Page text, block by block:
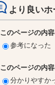
より良い
このページの内
参考になった
このページの内
分かりやすか